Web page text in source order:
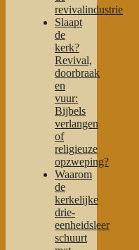
revivalindustrie
Slaapt
de
kerk?
Revival,
doorbraak
en
vuur:
Bijbels
verlangen
of
religieuze
opzweping?
Waarom
de
kerkelijke
drie-
eenheidsleer
schuurt